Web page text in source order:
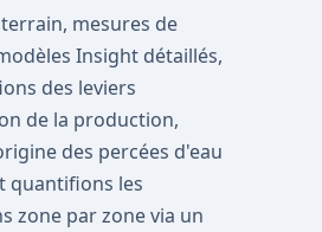
mesures de
Insight détaillés,
des leviers
de la production,
des percées d'eau
quantifions les
zone par zone via un